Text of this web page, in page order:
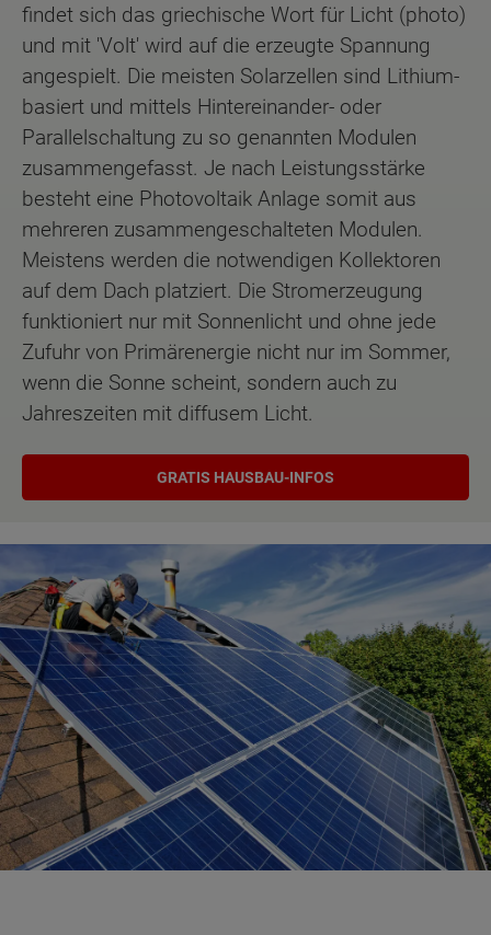
findet sich das griechische Wort für Licht (photo)
und mit 'Volt' wird auf die erzeugte Spannung
angespielt. Die meisten Solarzellen sind Lithium-
basiert und mittels Hintereinander- oder
Parallelschaltung zu so genannten Modulen
zusammengefasst. Je nach Leistungsstärke
besteht eine Photovoltaik Anlage somit aus
mehreren zusammengeschalteten Modulen.
Meistens werden die notwendigen Kollektoren
auf dem Dach platziert. Die Stromerzeugung
funktioniert nur mit Sonnenlicht und ohne jede
Zufuhr von Primärenergie nicht nur im Sommer,
wenn die Sonne scheint, sondern auch zu
Jahreszeiten mit diffusem Licht.
GRATIS HAUSBAU-INFOS